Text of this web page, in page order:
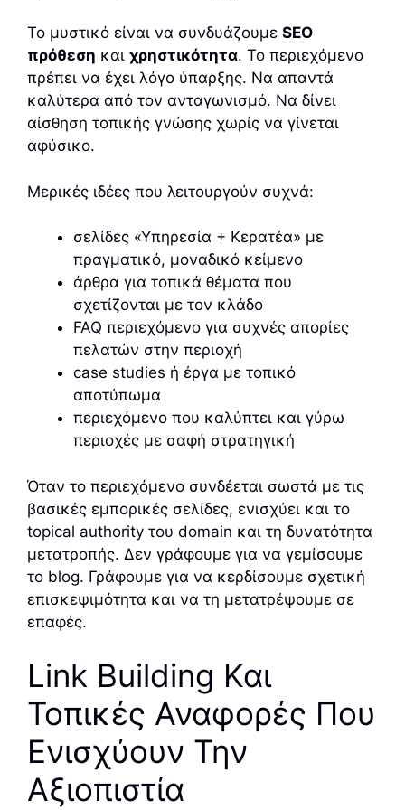
Το μυστικό είναι να συνδυάζουμε SEO
πρόθεση και χρηστικότητα. Το περιεχόμενο
πρέπει να έχει λόγο ύπαρξης. Να απαντά
καλύτερα από τον ανταγωνισμό. Να δίνει
αίσθηση τοπικής γνώσης χωρίς να γίνεται
αφύσικο.
Μερικές ιδέες που λειτουργούν συχνά:
σελίδες «Υπηρεσία + Κερατέα» με
πραγματικό, μοναδικό κείμενο
άρθρα για τοπικά θέματα που
σχετίζονται με τον κλάδο
FAQ περιεχόμενο για συχνές απορίες
πελατών στην περιοχή
case studies ή έργα με τοπικό
αποτύπωμα
περιεχόμενο που καλύπτει και γύρω
περιοχές με σαφή στρατηγική
Όταν το περιεχόμενο συνδέεται σωστά με τις
βασικές εμπορικές σελίδες, ενισχύει και το
topical authority του domain και τη δυνατότητα
μετατροπής. Δεν γράφουμε για να γεμίσουμε
το blog. Γράφουμε για να κερδίσουμε σχετική
επισκεψιμότητα και να τη μετατρέψουμε σε
επαφές.
Link Building Και
Τοπικές Αναφορές Που
Ενισχύουν Την
Αξιοπιστία